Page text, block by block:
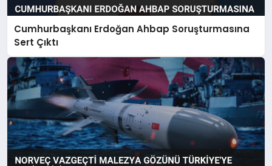
Cumhurbaşkanı Erdoğan Ahbap Soruşturmasına
Sert Çıktı